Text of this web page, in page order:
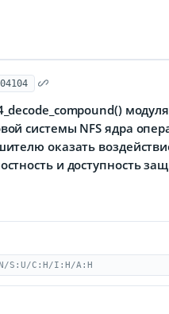
системы NFS ядра
оказать
и доступность
S:U/C:H/I:H/A:H